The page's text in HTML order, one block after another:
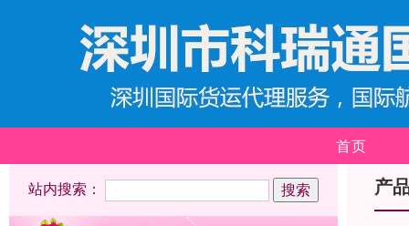
首页
站内搜索： 产